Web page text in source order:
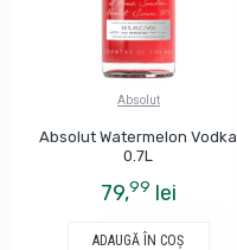
Absolut
Absolut Watermelon Vodka
0.7L
79,99 lei
ADAUGĂ ÎN COŞ